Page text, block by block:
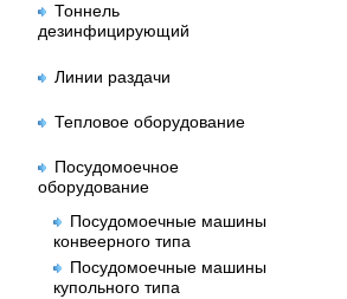
Тоннель
дезинфицирующий
Линии раздачи
Тепловое оборудование
Посудомоечное
оборудование
Посудомоечные машины
конвеерного типа
Посудомоечные машины
купольного типа